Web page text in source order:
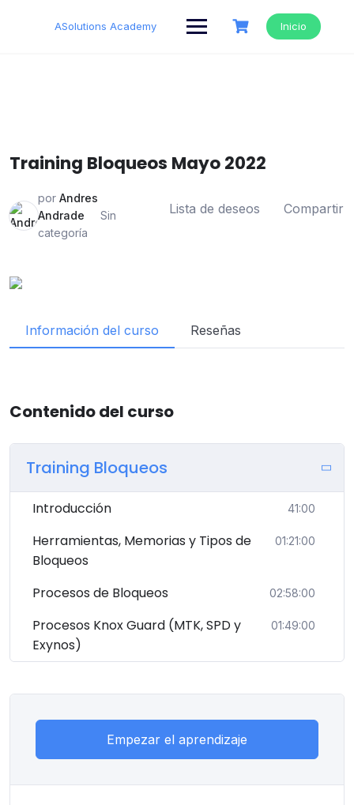
ASolutions Academy Inicio
Training Bloqueos Mayo 2022
por Andres
Andrade
Sin
categoría
Lista de deseos Compartir
Información del curso Reseñas
Contenido del curso
Training Bloqueos
Introducción 41:00
Herramientas, Memorias y Tipos de
Bloqueos
01:21:00
Procesos de Bloqueos 02:58:00
Procesos Knox Guard (MTK, SPD y
Exynos)
01:49:00
Empezar el aprendizaje